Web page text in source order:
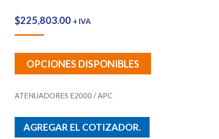
$225,803.00 + IVA
OPCIONES DISPONIBLES
ATENUADORES E2000 / APC
AGREGAR EL COTIZADOR.